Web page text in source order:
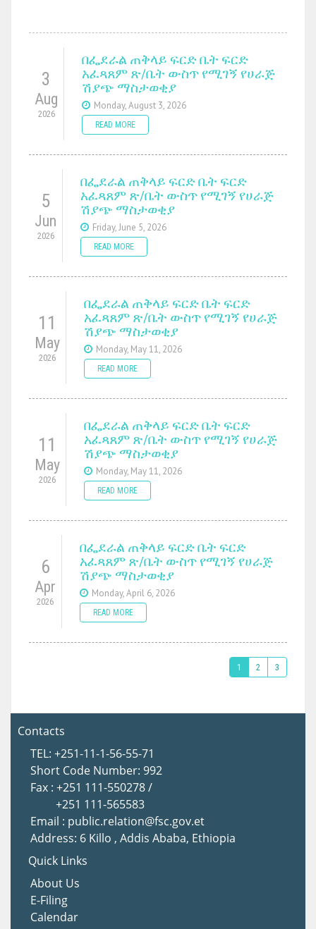
3
Aug
2026
በፌደራል ጠቅላይ ፍርድ ቤት ፍርድ
አፈጻጸም ጽ/ቤት ውስጥ የሚገኝ የሀራጅ
ሽያጭ ማስታወቂያ
Monday, August 3, 2026
READ MORE
5
Jun
2026
በፌደራል ጠቅላይ ፍርድ ቤት ፍርድ
አፈጻጸም ጽ/ቤት ውስጥ የሚገኝ የሀራጅ
ሽያጭ ማስታወቂያ
Friday, June 5, 2026
READ MORE
11
May
2026
በፌደራል ጠቅላይ ፍርድ ቤት ፍርድ
አፈጻጸም ጽ/ቤት ውስጥ የሚገኝ የሀራጅ
ሽያጭ ማስታወቂያ
Monday, May 11, 2026
READ MORE
11
May
2026
በፌደራል ጠቅላይ ፍርድ ቤት ፍርድ
አፈጻጸም ጽ/ቤት ውስጥ የሚገኝ የሀራጅ
ሽያጭ ማስታወቂያ
Monday, May 11, 2026
READ MORE
6
Apr
2026
በፌደራል ጠቅላይ ፍርድ ቤት ፍርድ
አፈጻጸም ጽ/ቤት ውስጥ የሚገኝ የሀራጅ
ሽያጭ ማስታወቂያ
Monday, April 6, 2026
READ MORE
1 2 3
Contacts
TEL: +251-11-1-56-55-71
Short Code Number: 992
Fax : +251 111-550278 /
+251 111-565583
Email : public.relation@fsc.gov.et
Address: 6 Killo , Addis Ababa, Ethiopia
Quick Links
About Us
E-Filing
Calendar